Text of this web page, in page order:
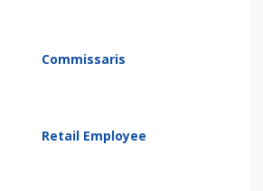
Commissaris
Retail Employee